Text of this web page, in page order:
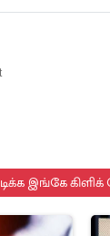
இங்கே கிளிக்